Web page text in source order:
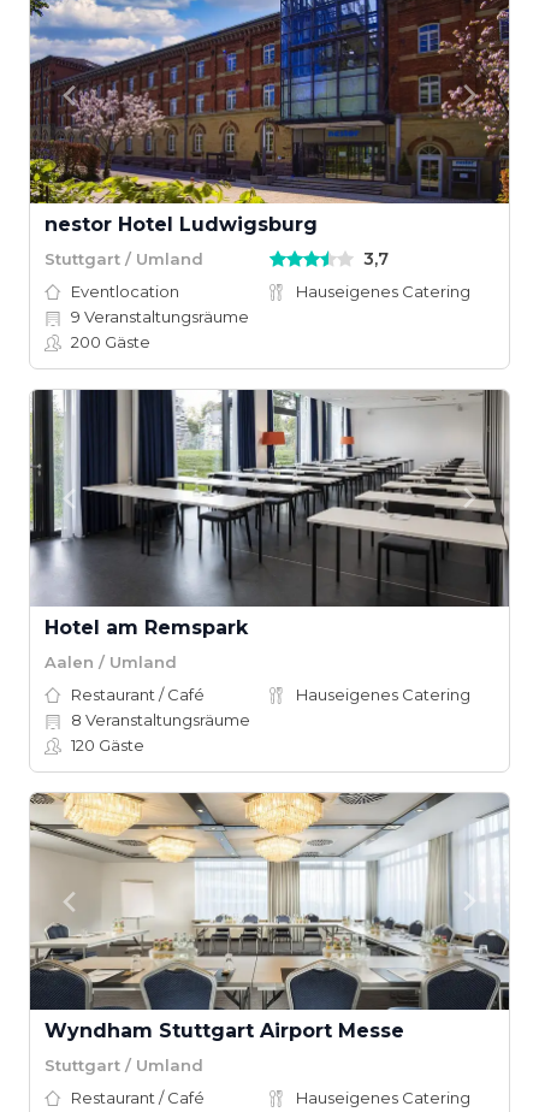
nestor Hotel Ludwigsburg
Stuttgart / Umland 3,7
Eventlocation
Hauseigenes Catering
9 Veranstaltungsräume
200 Gäste
Hotel am Remspark
Aalen / Umland
Restaurant / Café
Hauseigenes Catering
8 Veranstaltungsräume
120 Gäste
Wyndham Stuttgart Airport Messe
Stuttgart / Umland
Restaurant / Café
Hauseigenes Catering